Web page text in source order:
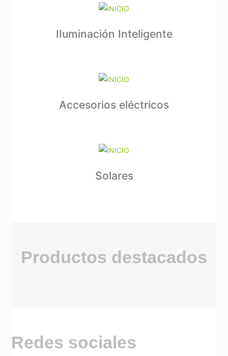
IIuminación Inteligente
Accesorios eléctricos
Solares
Productos destacados
Redes sociales